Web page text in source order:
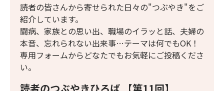
読者のつぶやきひろば 【第11回】
読者の皆さんから寄せられた日々の"つぶやき"をご
紹介しています。
闘病、家族との思い出、職場のイラッと話、夫婦の
本音、忘れられない出来事…テーマは何でもOK！
専用フォームからどなたでもお気軽にご投稿くださ
い。